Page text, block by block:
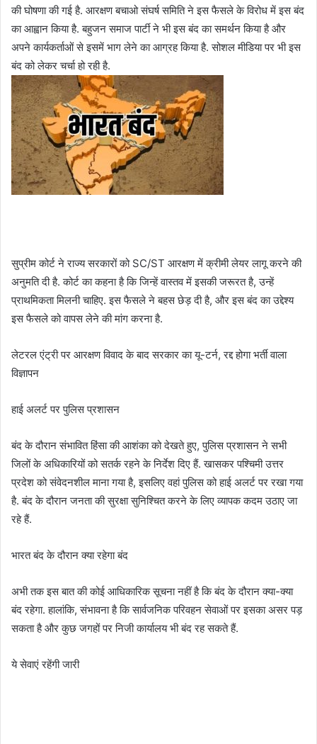
की घोषणा की गई है. आरक्षण बचाओ संघर्ष समिति ने इस फैसले के विरोध में इस बंद
का आह्वान किया है. बहुजन समाज पार्टी ने भी इस बंद का समर्थन किया है और
अपने कार्यकर्ताओं से इसमें भाग लेने का आग्रह किया है. सोशल मीडिया पर भी इस
बंद को लेकर चर्चा हो रही है.
सुप्रीम कोर्ट ने राज्य सरकारों को SC/ST आरक्षण में क्रीमी लेयर लागू करने की
अनुमति दी है. कोर्ट का कहना है कि जिन्हें वास्तव में इसकी जरूरत है, उन्हें
प्राथमिकता मिलनी चाहिए. इस फैसले ने बहस छेड़ दी है, और इस बंद का उद्देश्य
इस फैसले को वापस लेने की मांग करना है.
लेटरल एंट्री पर आरक्षण विवाद के बाद सरकार का यू-टर्न, रद्द होगा भर्ती वाला
विज्ञापन
हाई अलर्ट पर पुलिस प्रशासन
बंद के दौरान संभावित हिंसा की आशंका को देखते हुए, पुलिस प्रशासन ने सभी
जिलों के अधिकारियों को सतर्क रहने के निर्देश दिए हैं. खासकर पश्चिमी उत्तर
प्रदेश को संवेदनशील माना गया है, इसलिए वहां पुलिस को हाई अलर्ट पर रखा गया
है. बंद के दौरान जनता की सुरक्षा सुनिश्चित करने के लिए व्यापक कदम उठाए जा
रहे हैं.
भारत बंद के दौरान क्या रहेगा बंद
अभी तक इस बात की कोई आधिकारिक सूचना नहीं है कि बंद के दौरान क्या-क्या
बंद रहेगा. हालांकि, संभावना है कि सार्वजनिक परिवहन सेवाओं पर इसका असर पड़
सकता है और कुछ जगहों पर निजी कार्यालय भी बंद रह सकते हैं.
ये सेवाएं रहेंगी जारी